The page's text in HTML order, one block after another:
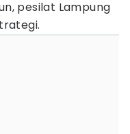
pesilat Lampung